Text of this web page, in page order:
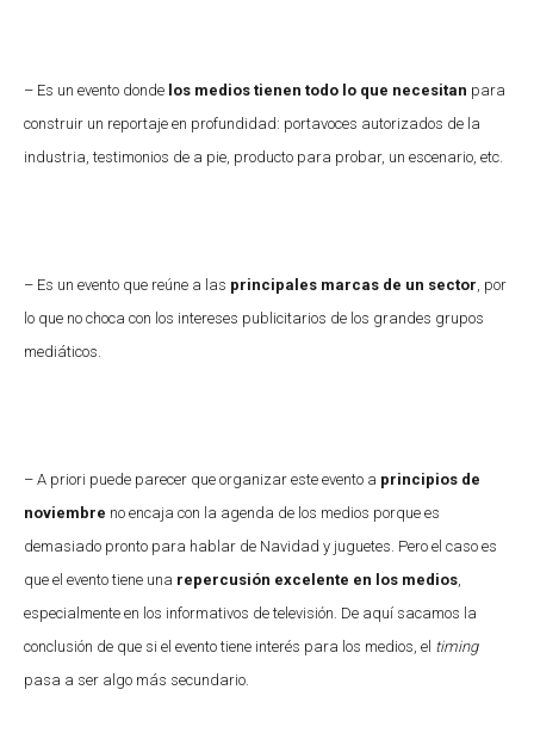
– Es un evento donde los medios tienen todo lo que necesitan para
construir un reportaje en profundidad: portavoces autorizados de la
industria, testimonios de a pie, producto para probar, un escenario, etc.
– Es un evento que reúne a las principales marcas de un sector , por
lo que no choca con los intereses publicitarios de los grandes grupos
mediáticos.
– A priori puede parecer que organizar este evento a principios de
noviembre no encaja con la agenda de los medios porque es
demasiado pronto para hablar de Navidad y juguetes. Pero el caso es
que el evento tiene una repercusión excelente en los medios
especialmente en los informativos de televisión. De aquí sacamos la
conclusión de que si el evento tiene interés para los medios, el timing
pasa a ser algo más secundario.